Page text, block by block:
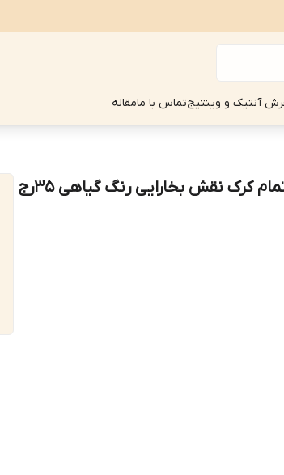
آنتیک و وینتیجتماس با مامقاله
فرش دستبافت4متری تمام کرک نقش بخارایی رنگ گیاهی 35رج